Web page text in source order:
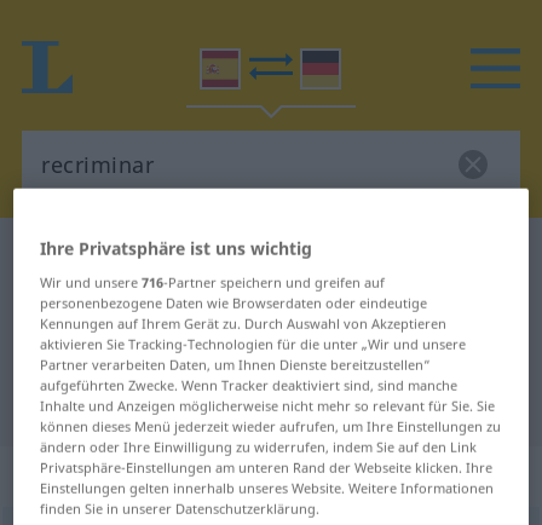
Spanisch-Deutsch Wörterbuch
Spanisch-Deutsch Übersetzung für
"recriminar"
"recriminar" Deutsch Übersetzung
„recriminar“: verbo transitivo
Ihre Privatsphäre ist uns wichtig
Wir und unsere716-Partner speichern und greifen auf
personenbezogene Daten wie Browserdaten oder eindeutige
Kennungen auf Ihrem Gerät zu. Durch Auswahl von Akzeptieren
aktivieren Sie Tracking-Technologien für die unter „Wir und unsere
Partner verarbeiten Daten, um Ihnen Dienste bereitzustellen“
aufgeführten Zwecke. Wenn Tracker deaktiviert sind, sind manche
Inhalte und Anzeigen möglicherweise nicht mehr so relevant für Sie. Sie
können dieses Menü jederzeit wieder aufrufen, um Ihre Einstellungen zu
ändern oder Ihre Einwilligung zu widerrufen, indem Sie auf den Link
Privatsphäre-Einstellungen am unteren Rand der Webseite klicken. Ihre
Einstellungen gelten innerhalb unseres Website. Weitere Informationen
finden Sie in unserer Datenschutzerklärung.